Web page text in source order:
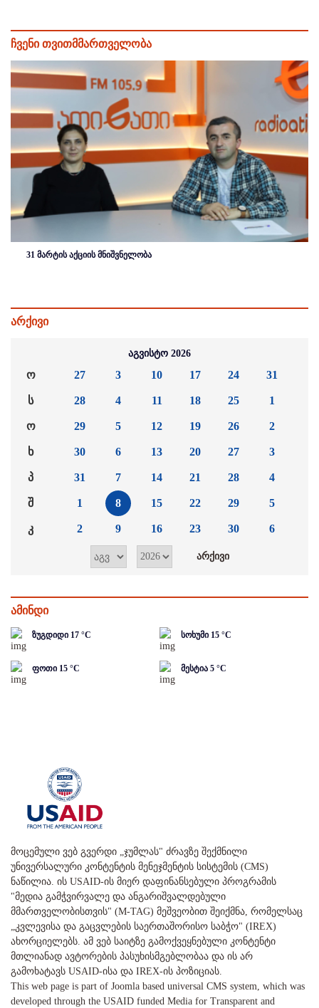
ჩვენი თვითმმართველობა
31 მარტის აქციის მნიშვნელობა
არქივი
აგვისტო 2026
ო
ს
ო
ხ
პ
შ
კ
27
28
29
30
31
1
2
3
4
5
6
7
8
9
10
11
12
13
14
15
16
17
18
19
20
21
22
23
24
25
26
27
28
29
30
31
1
2
3
4
5
6
ამინდი
ზუგდიდი 17 °C სოხუმი 15 °C
ფოთი 15 °C მესტია 5 °C
მოცემული ვებ გვერდი „ჯუმლას" ძრავზე შექმნილი
უნივერსალური კონტენტის მენეჯმენტის სისტემის (CMS)
ნაწილია. ის USAID-ის მიერ დაფინანსებული პროგრამის
"მედია გამჭვირვალე და ანგარიშვალდებული
მმართველობისთვის" (M-TAG) მეშვეობით შეიქმნა, რომელსაც
„კვლევისა და გაცვლების საერთაშორისო საბჭო" (IREX)
ახორციელებს. ამ ვებ საიტზე გამოქვეყნებული კონტენტი
მთლიანად ავტორების პასუხისმგებლობაა და ის არ
გამოხატავს USAID-ისა და IREX-ის პოზიციას.
This web page is part of Joomla based universal CMS system, which was
developed through the USAID funded Media for Transparent and